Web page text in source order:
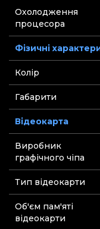
Охолодження
процесора
Фізичні
Колір
Габарити
Відеокарта
Виробник
графічного чіпа
Тип відеокарти
Об'єм пам'яті
відеокарти